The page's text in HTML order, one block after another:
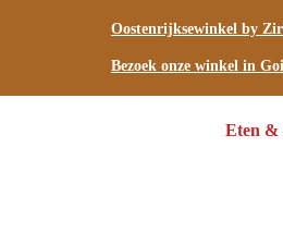
Oostenrijksewinkel by
Bezoek onze winkel in
Eten &